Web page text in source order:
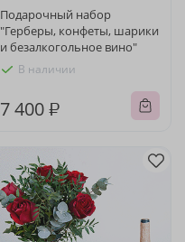
Подарочный набор
"Герберы, конфеты, шарики
и безалкогольное вино"
В наличии
7 400 ₽